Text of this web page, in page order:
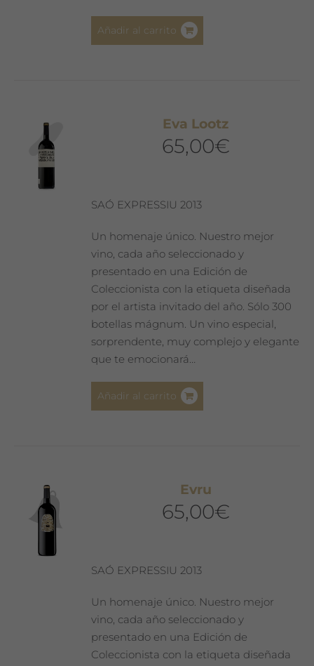
Añadir al carrito
Eva Lootz
65,00€
SAÓ EXPRESSIU 2013
Un homenaje único. Nuestro mejor
vino, cada año seleccionado y
presentado en una Edición de
Coleccionista con la etiqueta diseñada
por el artista invitado del año. Sólo 300
botellas mágnum. Un vino especial,
sorprendente, muy complejo y elegante
que te emocionará…
Añadir al carrito
Evru
65,00€
SAÓ EXPRESSIU 2013
Un homenaje único. Nuestro mejor
vino, cada año seleccionado y
presentado en una Edición de
Coleccionista con la etiqueta diseñada